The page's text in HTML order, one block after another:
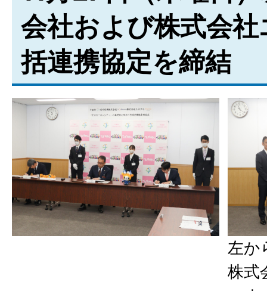
会社および株式会
括連携協定を締結
左か
株式